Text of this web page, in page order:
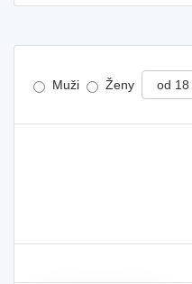
Muži Ženy